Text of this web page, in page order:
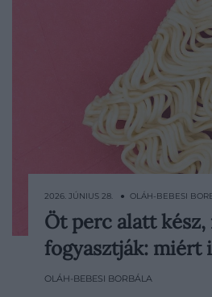
Kevés olyan étel létezik,
egyszerre övez annyi
2026. JÚNIUS 28. ● OLÁH-BEBESI
Öt perc alatt
fogyasztják: miért
OLÁH-BEBESI BORBÁLA